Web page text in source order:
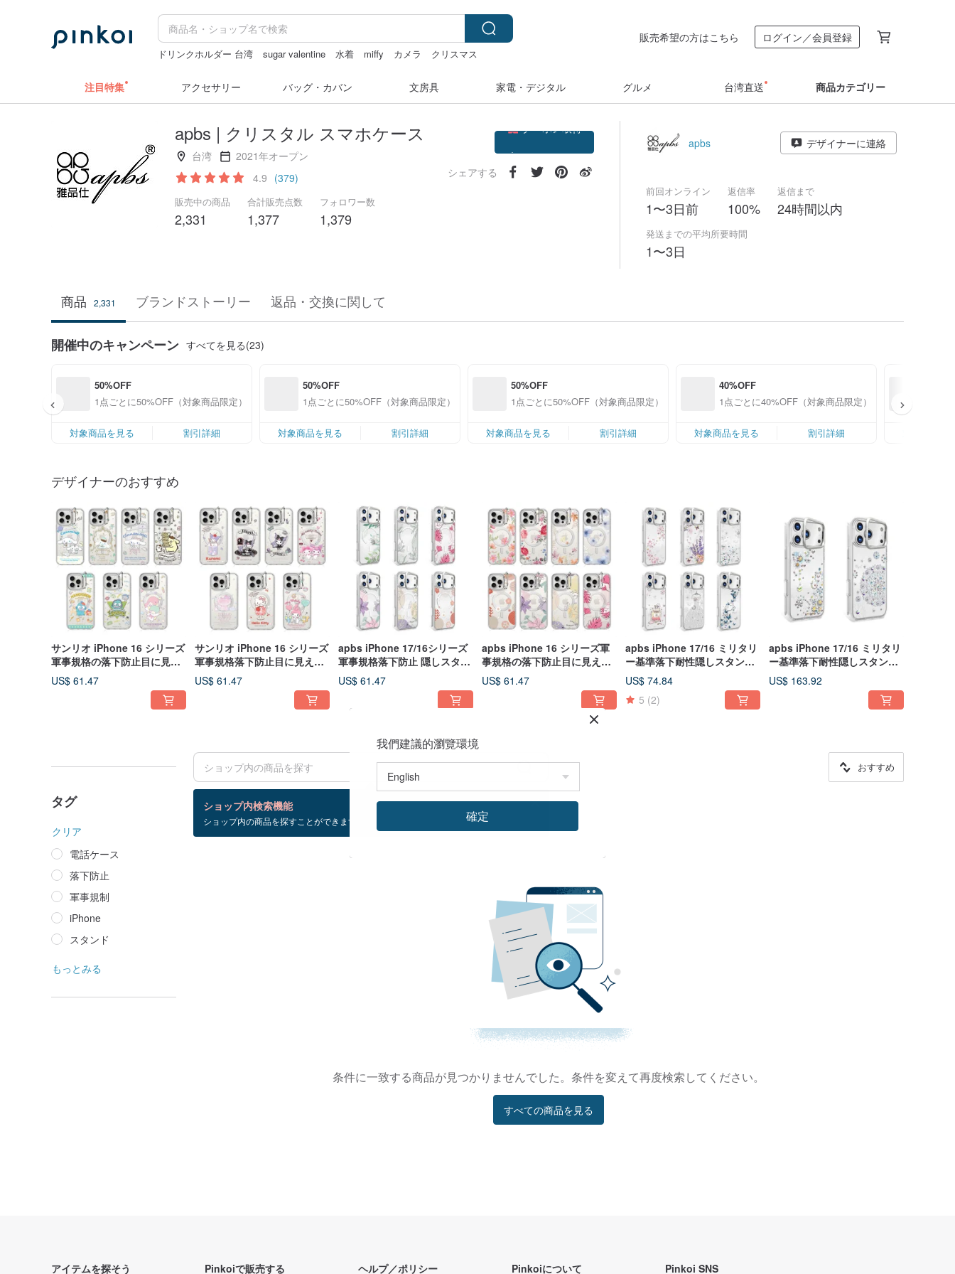
ドリンクホルダー 台湾 sugar valentine 水着 miffy カメラ
クリスマス
販売希望の方はこちら ログイン／会員登録
注目特集 アクセサリー バッグ・カバン 文房具 家電・デジタル グルメ 台湾直送 商品カテゴリー
apbs | クリスタル スマホケース
台湾
2021年オープン
4.9 (379)
販売中の商品
2,331
合計販売点数
1,377
フォロワー数
1,379
シェアする
apbs デザイナーに連絡
前回オンライン
1〜3日前
返信率
100%
返信まで
24時間以内
発送までの平均所要時間
1〜3日
商品 2,331 ブランドストーリー 返品・交換に関して
開催中のキャンペーン すべてを見る(23)
50%OFF
1点ごとに50%OFF（対象商品限定）
対象商品を見る 割引詳細
50%OFF
1点ごとに50%OFF（対象商品限定）
対象商品を見る 割引詳細
50%OFF
1点ごとに50%OFF（対象商品限定）
対象商品を見る 割引詳細
40%OFF
1点ごとに40%OFF（対象商品限定）
対象商品を見る 割引詳細
デザイナーのおすすめ
サンリオ iPhone 16 シリーズ
軍事規格の落下防止目に見え
ないスタンド磁気電話ケース
- 複数の写真から選択可能 1
US$ 61.47
サンリオ iPhone 16 シリーズ
軍事規格落下防止目に見えな
いスタンド磁気電話ケース -
複数の写真が利用可能 2
US$ 61.47
apbs iPhone 17/16シリーズ
軍事規格落下防止 隠しスタン
ド付きMagsafe対応スマホケ
ース - 選べる豊富なデザイン3
US$ 61.47
apbs iPhone 16 シリーズ軍
事規格の落下防止目に見えな
いスタンド磁気電話ケース -
複数の写真オプション 2
US$ 61.47
apbs iPhone 17/16 ミリタリ
ー基準落下耐性隠しスタンド
付きクリスタルデコレーショ
ンスマホケース - 複数デザイ
ン選択可能6
US$ 74.84
5 (2)
apbs iPhone 17/16 ミリタリ
ー基準落下耐性隠しスタンド
付きクリスタルデコレーショ
ンスマホケース - 複数デザイ
US$ 163.92
タグ
クリア
電話ケース
落下防止
軍事規制
iPhone
スタンド
もっとみる
ショップ内検索機能
ショップ内の商品を探すことができます！
おすすめ
検索結果：0 件
iPhone+17+Air
条件に一致する商品が見つかりませんでした。条件を変えて再度検索してください。
すべての商品を見る
アイテムを探そう Pinkoiで販売する ヘルプ／ポリシー Pinkoiについて Pinkoi SNS
我們建議的瀏覽環境
確定